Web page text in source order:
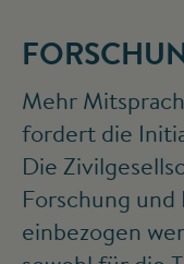
Mehr
fordert die
Die
Forschung
einbezogen